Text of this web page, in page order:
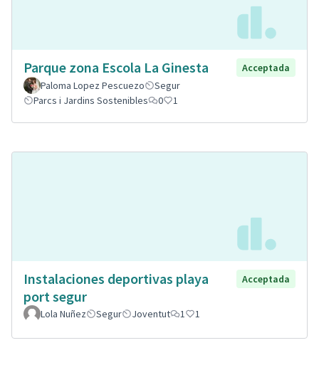
Parque zona Escola La Ginesta
Acceptada
Paloma Lopez Pescuezo
Segur
Parcs i Jardins Sostenibles
0 1
Instalaciones deportivas playa
port segur
Acceptada
Lola Nuñez Segur Joventut 1 1